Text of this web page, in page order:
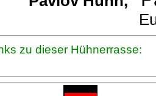
zu dieser Hühnerrasse: